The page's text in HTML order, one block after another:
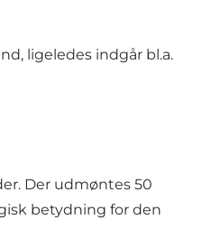
ligeledes indgår bl.a.
Der udmøntes 50
betydning for den